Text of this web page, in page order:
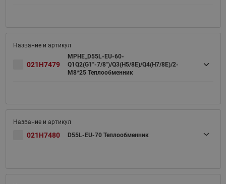
021H7479
MPHE_D55L-EU-60-
Q1Q2(G1"-7/8")/Q3(H5/8E)/Q4(H7/8E)/2-
M8*25 Теплообменник
021H7480 D55L-EU-70 Теплообменник